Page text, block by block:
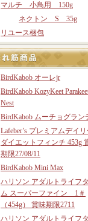
マルチ 小鳥用 150g
ネクトン S 35g
リユース梱包
BirdKabob オーレjr
BirdKabob KozyKeet
Nest
BirdKabob ムーチョグラン
Lafeber’s プレミアムデイリ
ダイエットフィンチ 453g
期限27/08/11
BirdKabob Mini Max
ハリソン アダルトライフ
ム スーパーファイン 1＃
（454g） 賞味期限2711
ハリソン アダルトライフ